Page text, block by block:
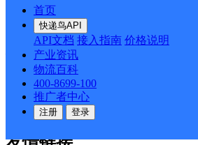
首页
快递鸟API
API文档 接入指南 价格说明
产业资讯
物流百科
400-8699-100
推广者中心
注册 登录
API接口 DEMO下载
关于我们
公司介绍 企业动态
合作伙伴 快递鸟接口服务协议
户隐私政策